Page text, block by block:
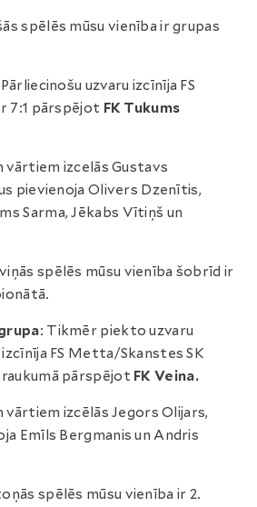
spēlēs mūsu vienība ir grupas
uzvaru izcīnīja FS
7:1 pārspējot FK Tukums
vārtiem izcelās Gustavs
pievienoja Olivers Dzenītis,
Sarma, Jēkabs Vītiņš un
spēlēs mūsu vienība šobrīd ir
: Tikmēr piekto uzvaru
FS Metta/Skanstes SK
pārspējot FK Veina.
vārtiem izcēlās Jegors Olijars,
Emīls Bergmanis un Andris
spēlēs mūsu vienība ir 2.